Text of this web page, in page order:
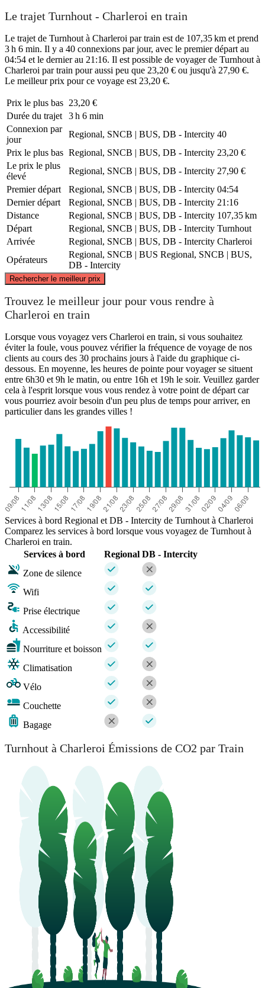
Le trajet Turnhout - Charleroi en train
Le trajet de Turnhout à Charleroi par train est de 107,35 km et prend
3 h 6 min. Il y a 40 connexions par jour, avec le premier départ au
04:54 et le dernier au 21:16. Il est possible de voyager de Turnhout à
Charleroi par train pour aussi peu que 23,20 € ou jusqu'à 27,90 €.
Le meilleur prix pour ce voyage est 23,20 €.
Prix ​​le plus bas 23,20 €
Durée du trajet
3 h 6 min
Connexion par
jour
Regional, SNCB | BUS, DB - Intercity 40
Prix ​​le plus bas Regional, SNCB | BUS, DB - Intercity 23,20 €
Le prix le plus
élevé
Regional, SNCB | BUS, DB - Intercity 27,90 €
Premier départ
Regional, SNCB | BUS, DB - Intercity 04:54
Dernier départ
Regional, SNCB | BUS, DB - Intercity 21:16
Distance
Regional, SNCB | BUS, DB - Intercity 107,35 km
Départ
Regional, SNCB | BUS, DB - Intercity Turnhout
Arrivée
Regional, SNCB | BUS, DB - Intercity Charleroi
Opérateurs
Regional, SNCB | BUS Regional, SNCB | BUS,
DB - Intercity
Rechercher le meilleur prix
Charleroi
Trouvez le meilleur jour pour vous rendre à
Charleroi en train
Lorsque vous voyagez vers Charleroi en train, si vous souhaitez
éviter la foule, vous pouvez vérifier la fréquence de voyage de nos
clients au cours des 30 prochains jours à l'aide du graphique ci-
dessous. En moyenne, les heures de pointe pour voyager se situent
entre 6h30 et 9h le matin, ou entre 16h et 19h le soir. Veuillez garder
cela à l'esprit lorsque vous vous rendez à votre point de départ car
vous pourriez avoir besoin d'un peu plus de temps pour arriver, en
particulier dans les grandes villes !
Services à bord Regional et DB - Intercity de Turnhout à Charleroi
Comparez les services à bord lorsque vous voyagez de Turnhout à
Charleroi en train.
Services à bord
Regional DB - Intercity
Zone de silence
Wifi
Prise électrique
Accessibilité
Nourriture et boisson
Climatisation
Vélo
Couchette
Bagage
Turnhout à Charleroi Émissions de CO2 par Train